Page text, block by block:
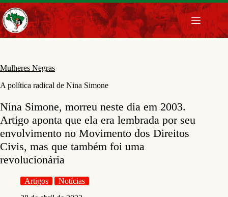
Pular
para
o
conteúdo
Mulheres Negras
A política radical de Nina Simone
Nina Simone, morreu neste dia em 2003.
Artigo aponta que ela era lembrada por seu
envolvimento no Movimento dos Direitos
Civis, mas que também foi uma
revolucionária
Artigos
Notícias